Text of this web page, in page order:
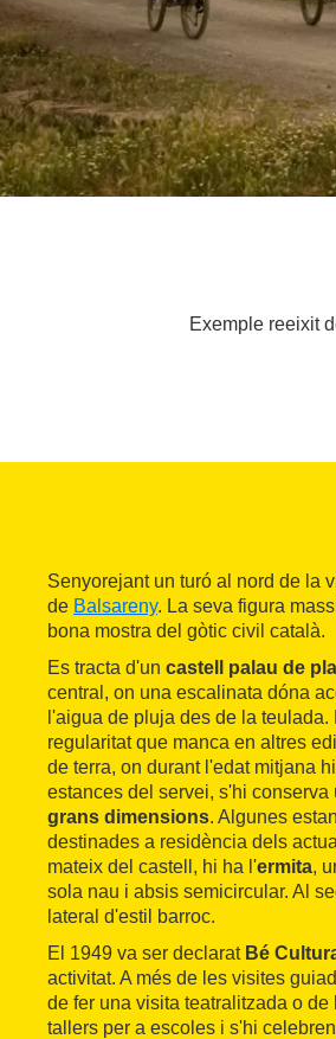
Exemple reeixit
Senyorejant un turó al nord de la
de Balsareny. La seva figura
bona mostra del gòtic civil català.
Es tracta d'un castell palau de
central, on una escalinata dóna
l'aigua de pluja des de la
regularitat que manca en altres
de terra, on durant l'edat mitjana
estances del servei, s'hi
grans dimensions. Algunes
destinades a residència dels
mateix del castell, hi ha l'ermita,
sola nau i absis semicircular. Al
lateral d'estil barroc.
El 1949 va ser declarat Bé
activitat. A més de les visites
de fer una visita teatralitzada o
tallers per a escoles i s'hi